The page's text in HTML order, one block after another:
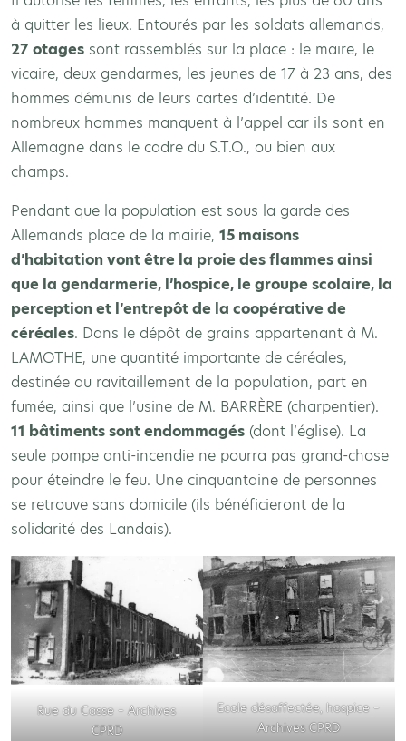
à quitter les lieux. Entourés par les soldats allemands,
27 otages sont rassemblés sur la place : le maire, le
vicaire, deux gendarmes, les jeunes de 17 à 23 ans, des
hommes démunis de leurs cartes d’identité. De
nombreux hommes manquent à l’appel car ils sont en
Allemagne dans le cadre du S.T.O., ou bien aux
champs.
Pendant que la population est sous la garde des
Allemands place de la mairie, 15 maisons
d’habitation vont être la proie des flammes ainsi
que la gendarmerie, l’hospice, le groupe scolaire, la
perception et l’entrepôt de la coopérative de
céréales. Dans le dépôt de grains appartenant à M.
LAMOTHE, une quantité importante de céréales,
destinée au ravitaillement de la population, part en
fumée, ainsi que l’usine de M. BARRÈRE (charpentier).
11 bâtiments sont endommagés (dont l’église). La
seule pompe anti-incendie ne pourra pas grand-chose
pour éteindre le feu. Une cinquantaine de personnes
se retrouve sans domicile (ils bénéficieront de la
solidarité des Landais).
Rue du Casse – Archives
CPRD
Ecole désaffectée, hospice –
Archives CPRD